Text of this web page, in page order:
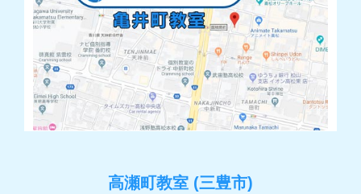
高瀬町教室 (三豊市)